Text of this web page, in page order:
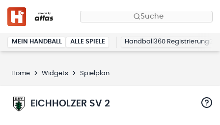
Suche
MEIN HANDBALL ALLE SPIELE Handball360 Registrierung
Home Widgets Spielplan
EICHHOLZER SV 2